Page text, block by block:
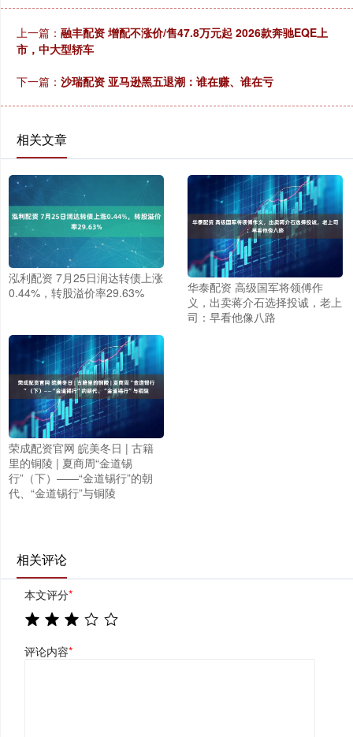
上一篇： 融丰配资 增配不涨价/售47.8万元起 2026款奔驰EQE上
市，中大型轿车
下一篇： 沙瑞配资 亚马逊黑五退潮：谁在赚、谁在亏
相关文章
泓利配资 7月25日润达转债上涨
0.44%，转股溢价率29.63%
华泰配资 高级国军将领傅作
义，出卖蒋介石选择投诚，老上
司：早看他像八路
荣成配资官网 皖美冬日 | 古籍
里的铜陵 | 夏商周“金道锡
行”（下）——“金道锡行”的朝
代、“金道锡行”与铜陵
相关评论
本文评分*
评论内容*